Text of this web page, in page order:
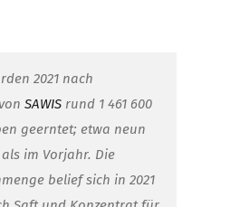
2021 nach
SAWIS rund 1 461 600
geerntet; etwa neun
im Vorjahr. Die
belief sich in 2021